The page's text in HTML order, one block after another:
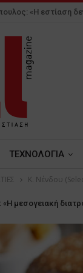
«Η εστίαση
ΤΕΧΝΟΛΟΓΙΑ
Κ. Νένδου
μεσογειακή